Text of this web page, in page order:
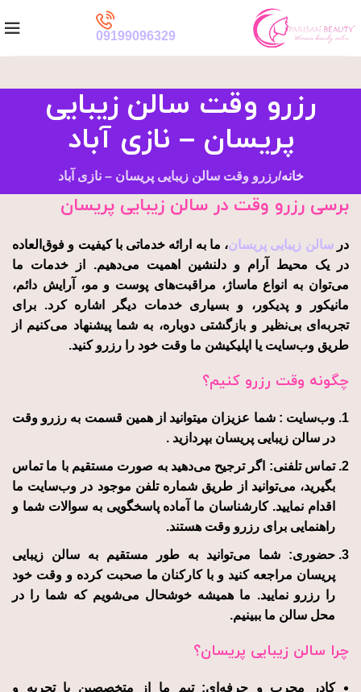
09199096329
رزرو وقت سالن زیبایی
پریسان – نازی آباد
خانه رزرو وقت سالن زیبایی پریسان – نازی آباد
برسی رزرو وقت در سالن زیبایی پریسان
درسالن زیبایی پریسان، ما به ارائه خدماتی با کیفیت و فوق‌العاده
در یک محیط آرام و دلنشین اهمیت می‌دهیم. از خدمات ما
می‌توان به انواع ماساژ، مراقبت‌های پوست و مو، آرایش دائم،
مانیکور و پدیکور، و بسیاری خدمات دیگر اشاره کرد. برای
تجربه‌ای بی‌نظیر و بازگشتی دوباره، به شما پیشنهاد می‌کنیم از
طریق وب‌سایت یا اپلیکیشن ما وقت خود را رزرو کنید.
چگونه وقت رزرو کنیم؟
وب‌سایت : شما عزیزان میتوانید از همین قسمت به رزرو وقت
در سالن زیبایی پریسان بپردازید .
تماس تلفنی: اگر ترجیح می‌دهید به صورت مستقیم با ما تماس
بگیرید، می‌توانید از طریق شماره تلفن موجود در وب‌سایت ما
اقدام نمایید. کارشناسان ما آماده پاسخگویی به سوالات شما و
راهنمایی برای رزرو وقت هستند.
حضوری: شما می‌توانید به طور مستقیم به سالن زیبایی
پریسان مراجعه کنید و با کارکنان ما صحبت کرده و وقت خود
را رزرو نمایید. ما همیشه خوشحال می‌شویم که شما را در
محل سالن ما ببینیم.
چرا سالن زیبایی پریسان؟
کادر مجرب و حرفه‌ای: تیم ما از متخصصین با تجربه و